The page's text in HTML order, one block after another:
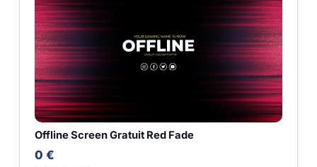
Offline Screen Gratuit Red Fade
0 €